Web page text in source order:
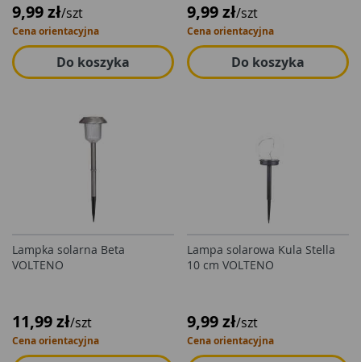
9,99 zł/szt
Cena orientacyjna
Do koszyka
9,99 zł/szt
Cena orientacyjna
Do koszyka
Lampka solarna Beta
VOLTENO
11,99 zł/szt
Cena orientacyjna
Lampa solarowa Kula Stella
10 cm VOLTENO
9,99 zł/szt
Cena orientacyjna